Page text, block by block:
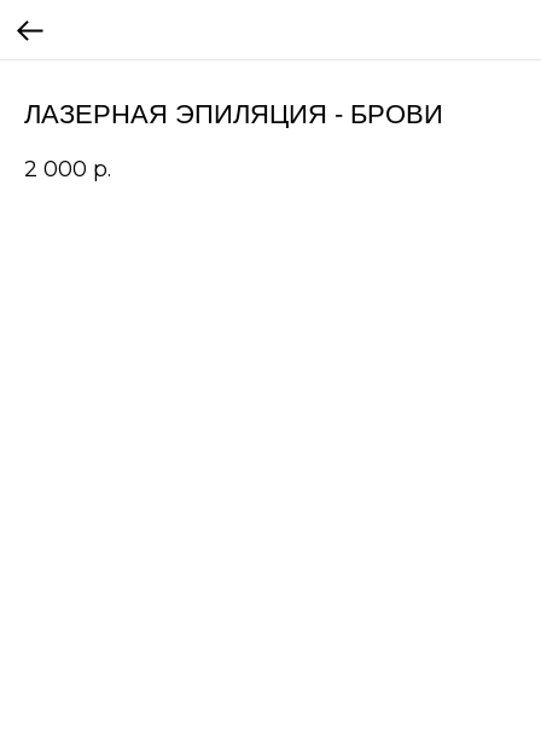
ЛАЗЕРНАЯ ЭПИЛЯЦИЯ - БРОВИ
2 000 р.